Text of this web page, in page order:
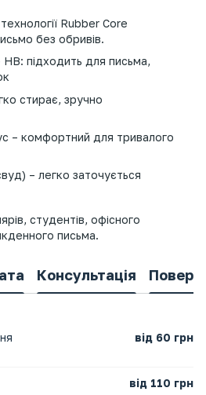
Rubber Core
без обривів.
підходить для письма,
стирає, зручно
– комфортний для тривалого
– легко заточується
студентів, офісного
письма.
Консультація
від 60 грн
від 110 грн